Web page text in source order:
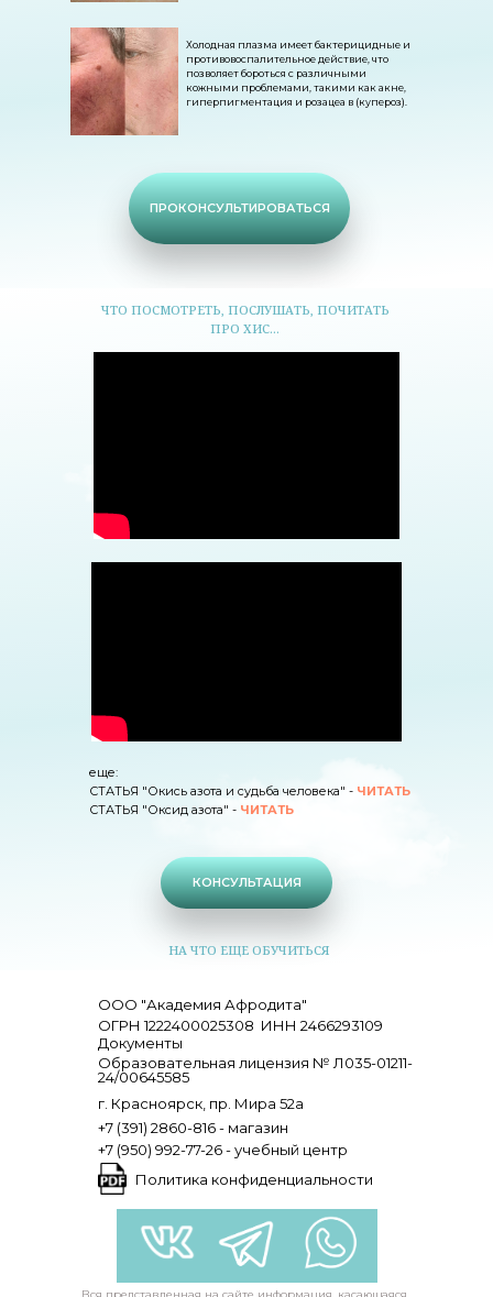
ПРОКОНСУЛЬТИРОВАТЬСЯ
Холодная плазма имеет бактерицидные и
противовоспалительное действие, что
позволяет бороться с различными
кожными проблемами, такими как акне,
гиперпигментация и розацеа в (купероз).
КОНСУЛЬТАЦИЯ
ЧТО ПОСМОТРЕТЬ, ПОСЛУШАТЬ, ПОЧИТАТЬ
ПРО ХИС...
еще:
СТАТЬЯ "Окись азота и судьба человека" - ЧИТАТЬ
СТАТЬЯ "Оксид азота" - ЧИТАТЬ
НА ЧТО ЕЩЕ ОБУЧИТЬСЯ
ООО "Академия Афродита"
ОГРН 1222400025308 ИНН 2466293109
Документы
Образовательная лицензия № Л035-01211-
24/00645585
Политика конфиденциальности
+7 (391) 2860-816 - магазин
+7 (950) 992-77-26 - учебный центр
г. Красноярск, пр. Мира 52а